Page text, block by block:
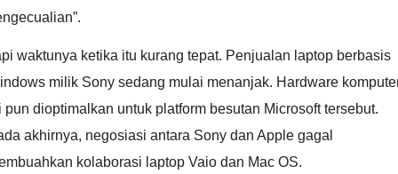
waktunya ketika itu kurang tepat. Penjualan laptop berbasis
milik Sony sedang mulai menanjak. Hardware
pun dioptimalkan untuk platform besutan Microsoft tersebut.
akhirnya, negosiasi antara Sony dan Apple gagal
kolaborasi laptop Vaio dan Mac OS.